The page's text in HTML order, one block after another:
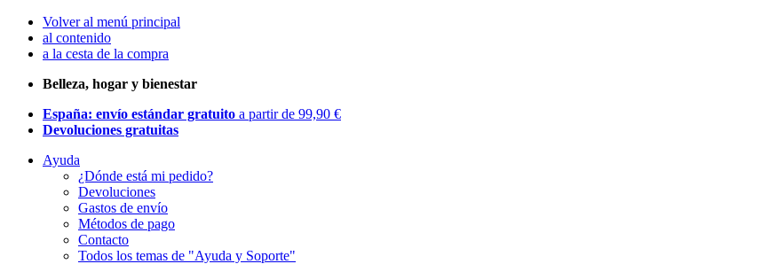
Volver al menú principal
al contenido
a la cesta de la compra
Belleza, hogar y bienestar
España: envío estándar gratuito a partir de 99,90 €
Devoluciones gratuitas
Ayuda
¿Dónde está mi pedido?
Devoluciones
Gastos de envío
Métodos de pago
Contacto
Todos los temas de "Ayuda y Soporte"